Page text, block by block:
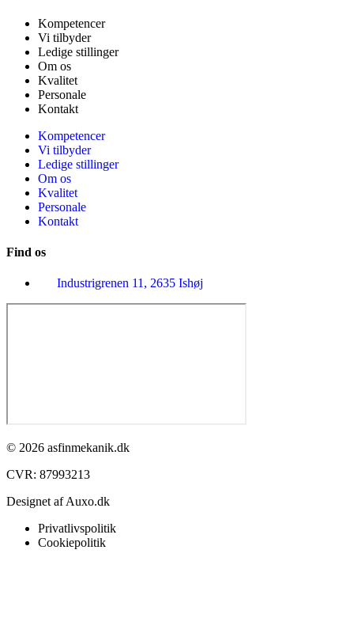
Kompetencer
Vi tilbyder
Ledige stillinger
Om os
Kvalitet
Personale
Kontakt
Kompetencer
Vi tilbyder
Ledige stillinger
Om os
Kvalitet
Personale
Kontakt
Find os
Industrigrenen 11, 2635 Ishøj
© 2026 asfinmekanik.dk
CVR: 87993213​
Designet af Auxo.dk
Privatlivspolitik
Cookiepolitik